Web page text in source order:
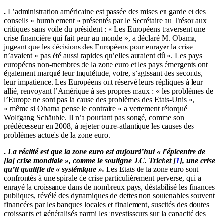
. L’administration américaine est passée des mises en garde et des
conseils « humblement » présentés par le Secrétaire au Trésor aux
critiques sans voile du président : « Les Européens traversent une
crise financière qui fait peur au monde », a déclaré M. Obama,
jugeant que les décisions des Européens pour enrayer la crise
n’avaient « pas été aussi rapides qu’elles auraient dû ». Les pays
européens non-membres de la zone euro et les pays émergents ont
également marqué leur inquiétude, voire, s’agissant des seconds,
leur impatience. Les Européens ont réservé leurs répliques à leur
allié, renvoyant l’Amérique à ses propres maux : « les problèmes de
l’Europe ne sont pas la cause des problèmes des Etats-Unis »,
« même si Obama pense le contraire » a vertement rétorqué
Wolfgang Schäuble. Il n’a pourtant pas songé, comme son
prédécesseur en 2008, à rejeter outre-atlantique les causes des
problèmes actuels de la zone euro.
. La réalité est que la zone euro est aujourd’hui « l’épicentre de
[la] crise mondiale », comme le souligne J.C. Trichet[1], une crise
qu’il qualifie de « systémique ». Les Etats de la zone euro sont
confrontés à une spirale de crise particulièrement perverse, qui a
enrayé la croissance dans de nombreux pays, déstabilisé les finances
publiques, révélé des dynamiques de dettes non soutenables souvent
financées par les banques locales et finalement, suscités des doutes
croissants et généralisés parmi les investisseurs sur la capacité des